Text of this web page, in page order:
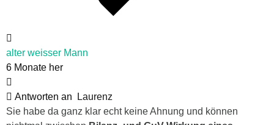
alter weisser Mann
6 Monate her
Antworten an
Laurenz
Sie habe da ganz klar echt keine Ahnung und können